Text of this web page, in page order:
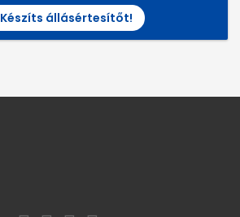
Készíts állásértesítőt!